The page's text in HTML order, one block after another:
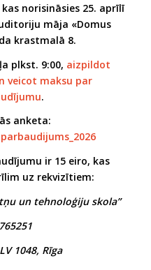
norisināsies 25. aprīlī
māja «Domus
krastmalā 8.
plkst. 9:00, aizpildot
veicot maksu par
.
anketa:
ir 15 eiro, kas
uz rekvizītiem:
un tehnoloģiju skola”
1048, Rīga